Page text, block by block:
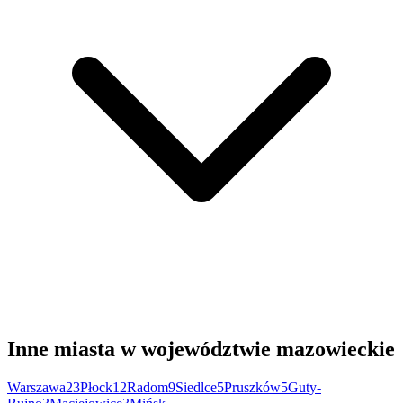
Inne miasta w województwie mazowieckie
Warszawa23Płock12Radom9Siedlce5Pruszków5Guty-